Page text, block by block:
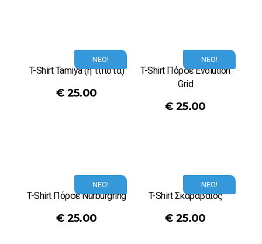
ΝΕΟ!
T-Shirt Tamiya (ή τίποτα)
€ 25.00
ΝΕΟ!
T-Shirt Πόρσε Evolution
Grid
€ 25.00
ΝΕΟ!
T-Shirt Πόρσε Nurburgring
€ 25.00
ΝΕΟ!
T-Shirt Σκαραβαίος
€ 25.00